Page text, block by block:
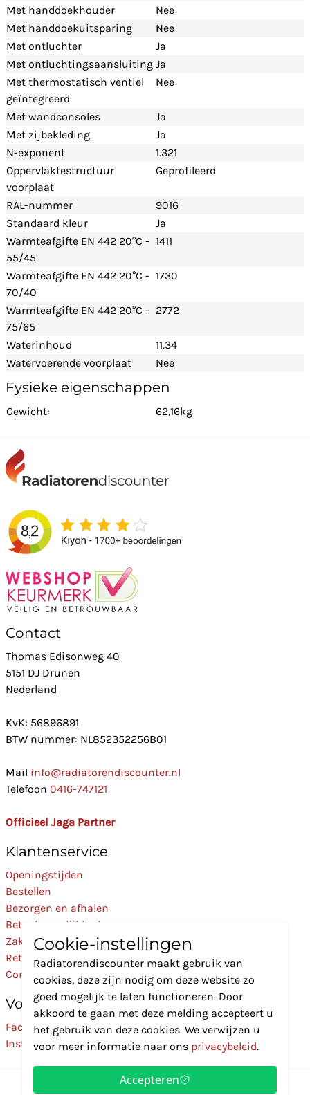
Met handdoekhouder
Nee
Met handdoekuitsparing
Nee
Met ontluchter
Ja
Met ontluchtingsaansluiting Ja
Met thermostatisch ventiel
geïntegreerd
Nee
Met wandconsoles
Ja
Met zijbekleding
Ja
N-exponent
1.321
Oppervlaktestructuur
voorplaat
Geprofileerd
RAL-nummer
9016
Standaard kleur
Ja
Warmteafgifte EN 442 20°C -
55/45
1411
Warmteafgifte EN 442 20°C -
70/40
1730
Warmteafgifte EN 442 20°C -
75/65
2772
Waterinhoud
11.34
Watervoerende voorplaat
Nee
Fysieke eigenschappen
Gewicht: 62,16kg
Contact
Thomas Edisonweg 40
5151 DJ Drunen
Nederland
KvK: 56896891
BTW nummer: NL852352256B01
Mail info@radiatorendiscounter.nl
Telefoon 0416-747121
Officieel Jaga Partner
Klantenservice
Openingstijden
Bestellen
Bezorgen en afhalen
Betaalmogelijkheden
Zakelijk
Retourneren
Contact
Volg Ons
Facebook
Instagram
Cookie-instellingen
Radiatorendiscounter maakt gebruik van
cookies, deze zijn nodig om deze website zo
goed mogelijk te laten functioneren. Door
akkoord te gaan met deze melding accepteert u
het gebruik van deze cookies. We verwijzen u
voor meer informatie naar ons privacybeleid.
Accepteren